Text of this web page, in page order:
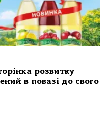
розвитку
в повазі до свого